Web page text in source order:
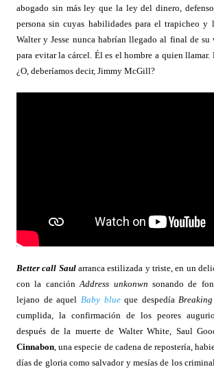
abogado sin más ley que la ley del dinero,
persona sin cuyas habilidades para el trapicheo y
Walter y Jesse nunca habrían llegado al final de
para evitar la cárcel. Él es el hombre a quien llamar.
¿O, deberíamos decir, Jimmy McGill?
Better call Saul arranca estilizada y triste, en un
con la canciónAddress unkonwnsonando de
lejano de aquel Baby blueque despedía
cumplida, la confirmación de los peores
después de la muerte de Walter White, Saul
Cinnabon, una especie de cadena de repostería,
días de gloria como salvador y mesías de los